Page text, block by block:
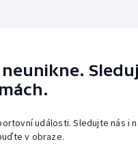
události. Sledujte nás i
v obraze.